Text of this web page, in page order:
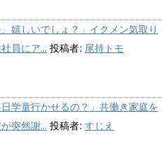
、嬉しいでしょ？」イクメン気取り
員にア... 投稿者: 尾持トモ
日学童行かせるの？」共働き家庭を
突然謝... 投稿者: すじえ